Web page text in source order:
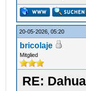
20-05-2026, 05:20
bricolaje
Mitglied
RE: